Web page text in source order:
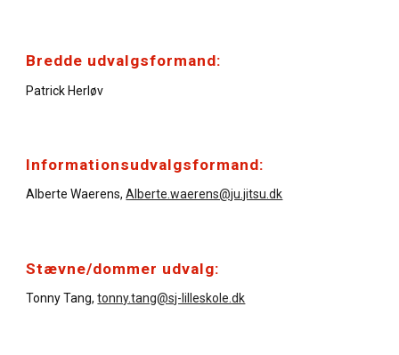
Bredde udvalgsformand:
Patrick Herløv
Informationsudvalgsformand:
Alberte Waerens,Alberte.waerens@ju.jitsu.dk
Stævne/dommer udvalg:
Tonny Tang,tonny.tang@sj-lilleskole.dk